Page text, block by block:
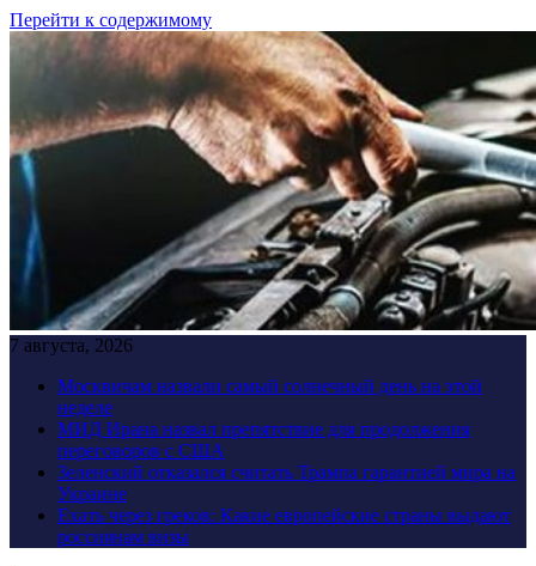
Перейти к содержимому
7 августа, 2026
Москвичам назвали самый солнечный день на этой
неделе
МИД Ирана назвал препятствие для продолжения
переговоров с США
Зеленский отказался считать Трампа гарантией мира на
Украине
Ехать через греков: Какие европейские страны выдают
россиянам визы